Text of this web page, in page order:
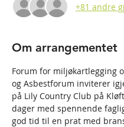
+81 andre
Om arrangementet
Forum for miljøkartlegging
og Asbestforum inviterer
på Lily Country Club på
dager med spennende
god tid til en prat med